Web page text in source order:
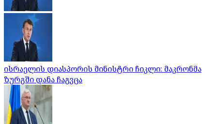
ისრაელის დიასპორის მინისტრი ჩიკლი: მაკრონმა
ზურგში დანა ჩაგვცა